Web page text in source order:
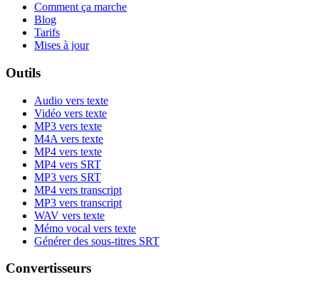
Comment ça marche
Blog
Tarifs
Mises à jour
Outils
Audio vers texte
Vidéo vers texte
MP3 vers texte
M4A vers texte
MP4 vers texte
MP4 vers SRT
MP3 vers SRT
MP4 vers transcript
MP3 vers transcript
WAV vers texte
Mémo vocal vers texte
Générer des sous-titres SRT
Convertisseurs